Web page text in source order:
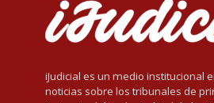
iJudicial es un medio institucional
noticias sobre los tribunales de